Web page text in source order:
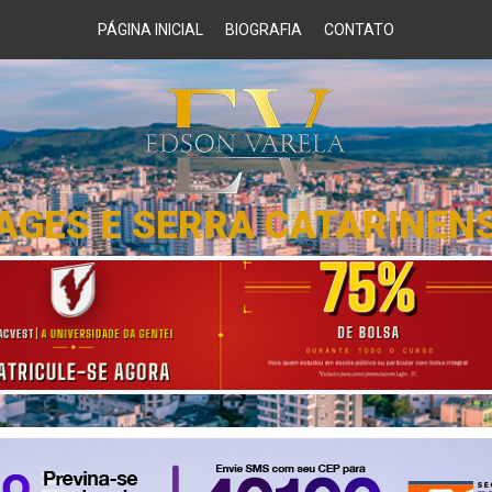
PÁGINA INICIAL BIOGRAFIA CONTATO
E SERRA